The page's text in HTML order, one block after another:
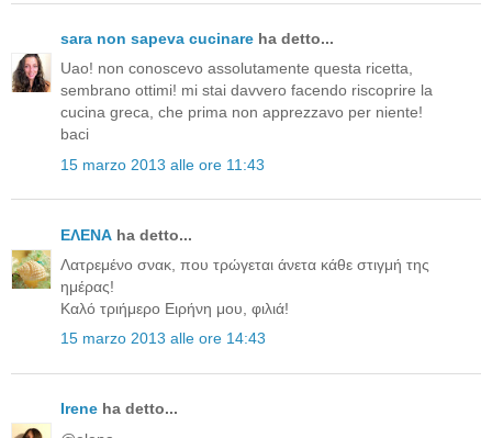
sara non sapeva cucinare ha detto...
Uao! non conoscevo assolutamente questa ricetta,
sembrano ottimi! mi stai davvero facendo riscoprire la
cucina greca, che prima non apprezzavo per niente!
baci
15 marzo 2013 alle ore 11:43
ΕΛΕΝΑ ha detto...
Λατρεμένο σνακ, που τρώγεται άνετα κάθε στιγμή της
ημέρας!
Καλό τριήμερο Ειρήνη μου, φιλιά!
15 marzo 2013 alle ore 14:43
Irene ha detto...